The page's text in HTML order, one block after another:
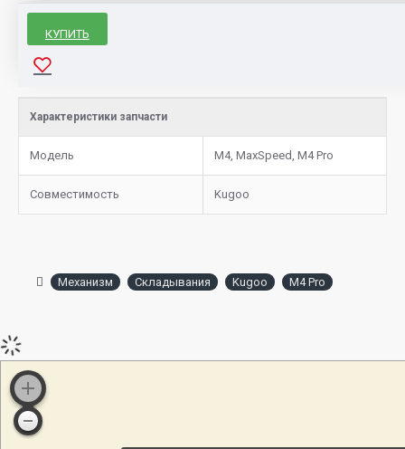
КУПИТЬ
Характеристики запчасти
Модель M4, MaxSpeed, M4 Pro
Совместимость Kugoo
Механизм Складывания Kugoo M4 Pro